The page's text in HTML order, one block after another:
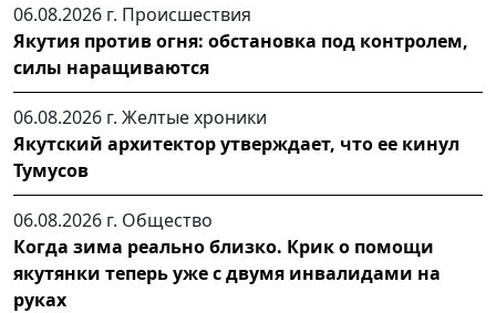
06.08.2026 г. Происшествия
Якутия против огня: обстановка под контролем,
силы наращиваются
06.08.2026 г. Желтые хроники
Якутский архитектор утверждает, что ее кинул
Тумусов
06.08.2026 г. Общество
Когда зима реально близко. Крик о помощи
якутянки теперь уже с двумя инвалидами на
руках